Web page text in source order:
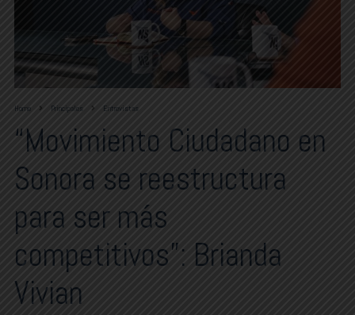
Home Principales Entrevistas
“Movimiento Ciudadano en
Sonora se reestructura
para ser más
competitivos”: Brianda
Vivian